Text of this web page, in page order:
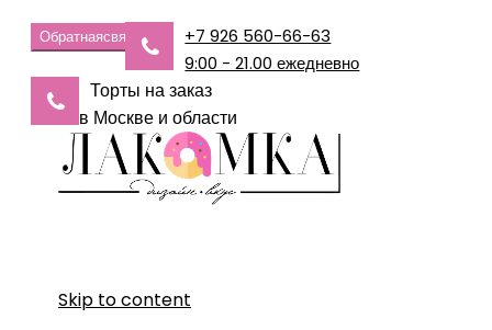
Обратнаясвязь
+7 926 560-66-63
9:00 - 21.00 ежедневно
Торты на заказ
в Москве и области
Skip to content